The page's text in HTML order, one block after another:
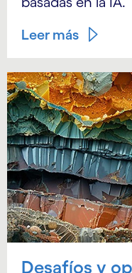
Leer más
Desafíos y